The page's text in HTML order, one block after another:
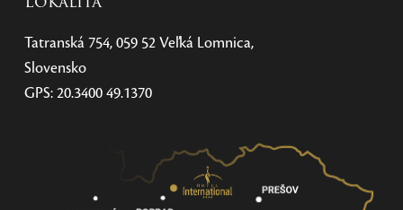
Tatranská 754, 059 52 Veľká Lomnica,
Slovensko
GPS: 20.3400 49.1370